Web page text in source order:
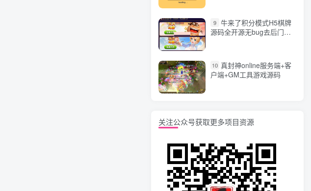
9 牛来了积分模式H5棋牌
源码全开源无bug去后门无
10 真封神online服务端+客
户端+GM工具游戏源码
关注公众号获取更多项目资源